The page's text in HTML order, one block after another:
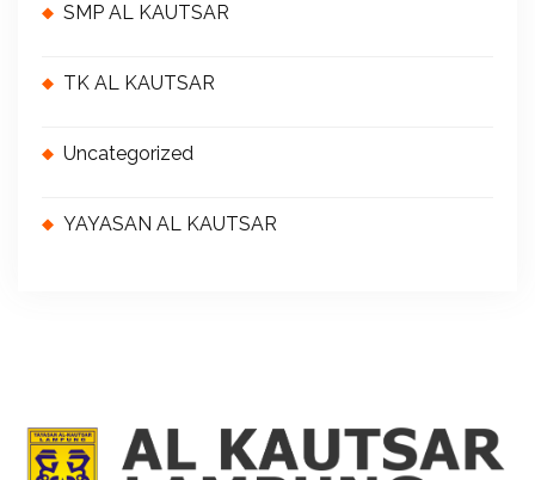
SMP AL KAUTSAR
TK AL KAUTSAR
Uncategorized
YAYASAN AL KAUTSAR